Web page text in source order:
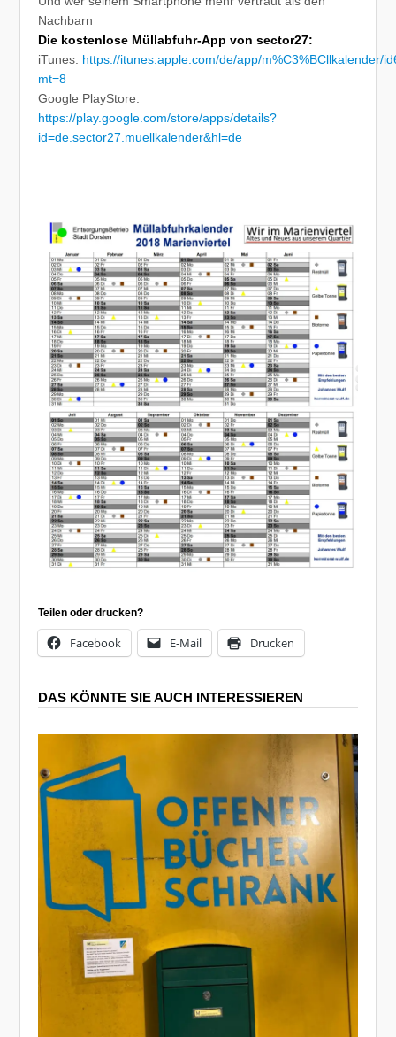
Nachbarn
Die kostenlose Müllabfuhr-App von sector27:
iTunes: https://itunes.apple.com/de/app/m%C3%BCllkalender/
mt=8
Google PlayStore:
https://play.google.com/store/apps/details?
id=de.sector27.muellkalender&hl=de
Teilen oder drucken?
Facebook E-Mail Drucken
DAS KÖNNTE SIE AUCH INTERESSIEREN